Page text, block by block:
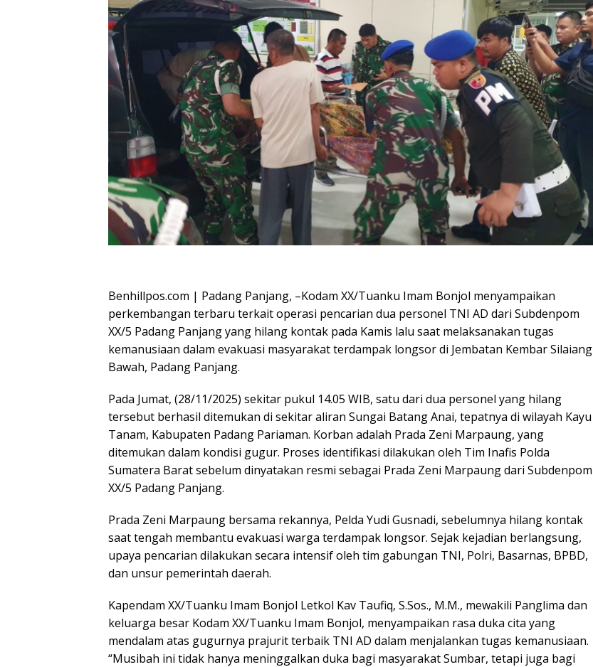
Benhillpos.com | Padang Panjang, –Kodam XX/Tuanku Imam Bonjol menyampaikan
perkembangan terbaru terkait operasi pencarian dua personel TNI AD dari Subdenpom
XX/5 Padang Panjang yang hilang kontak pada Kamis lalu saat melaksanakan tugas
kemanusiaan dalam evakuasi masyarakat terdampak longsor di Jembatan Kembar Silaiang
Bawah, Padang Panjang.
Pada Jumat, (28/11/2025) sekitar pukul 14.05 WIB, satu dari dua personel yang hilang
tersebut berhasil ditemukan di sekitar aliran Sungai Batang Anai, tepatnya di wilayah Kayu
Tanam, Kabupaten Padang Pariaman. Korban adalah Prada Zeni Marpaung, yang
ditemukan dalam kondisi gugur. Proses identifikasi dilakukan oleh Tim Inafis Polda
Sumatera Barat sebelum dinyatakan resmi sebagai Prada Zeni Marpaung dari Subdenpom
XX/5 Padang Panjang.
Prada Zeni Marpaung bersama rekannya, Pelda Yudi Gusnadi, sebelumnya hilang kontak
saat tengah membantu evakuasi warga terdampak longsor. Sejak kejadian berlangsung,
upaya pencarian dilakukan secara intensif oleh tim gabungan TNI, Polri, Basarnas, BPBD,
dan unsur pemerintah daerah.
Kapendam XX/Tuanku Imam Bonjol Letkol Kav Taufiq, S.Sos., M.M., mewakili Panglima dan
keluarga besar Kodam XX/Tuanku Imam Bonjol, menyampaikan rasa duka cita yang
mendalam atas gugurnya prajurit terbaik TNI AD dalam menjalankan tugas kemanusiaan.
“Musibah ini tidak hanya meninggalkan duka bagi masyarakat Sumbar, tetapi juga bagi